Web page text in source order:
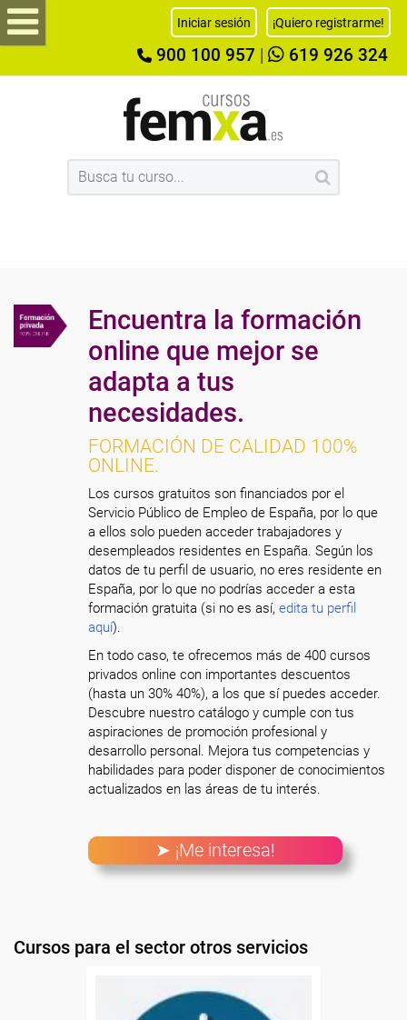
Iniciar sesión ¡Quiero registrarme!
900 100 957 619 926 324
Encuentra la formación
online que mejor se
adapta a tus
necesidades.
FORMACIÓN DE CALIDAD 100%
ONLINE.
Los cursos gratuitos son financiados por el
Servicio Público de Empleo de España, por lo que
a ellos solo pueden acceder trabajadores y
desempleados residentes en España. Según los
datos de tu perfil de usuario, no eres residente en
España, por lo que no podrías acceder a esta
formación gratuita (si no es así,edita tu perfil
aquí).
En todo caso, te ofrecemos más de 400 cursos
privados online con importantes descuentos
(hasta un 30% 40%), a los que sí puedes acceder.
Descubre nuestro catálogo y cumple con tus
aspiraciones de promoción profesional y
desarrollo personal. Mejora tus competencias y
habilidades para poder disponer de conocimientos
actualizados en las áreas de tu interés.
➤ ¡Me interesa!
Cursos para el sector otros servicios